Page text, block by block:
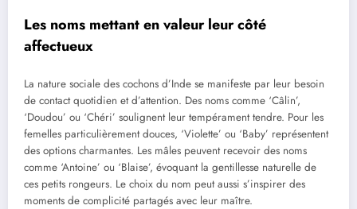
Les noms mettant en valeur leur côté
affectueux
La nature sociale des cochons d’Inde se manifeste par leur besoin
de contact quotidien et d’attention. Des noms comme ‘Câlin’,
‘Doudou’ ou ‘Chéri’ soulignent leur tempérament tendre. Pour les
femelles particulièrement douces, ‘Violette’ ou ‘Baby’ représentent
des options charmantes. Les mâles peuvent recevoir des noms
comme ‘Antoine’ ou ‘Blaise’, évoquant la gentillesse naturelle de
ces petits rongeurs. Le choix du nom peut aussi s’inspirer des
moments de complicité partagés avec leur maître.